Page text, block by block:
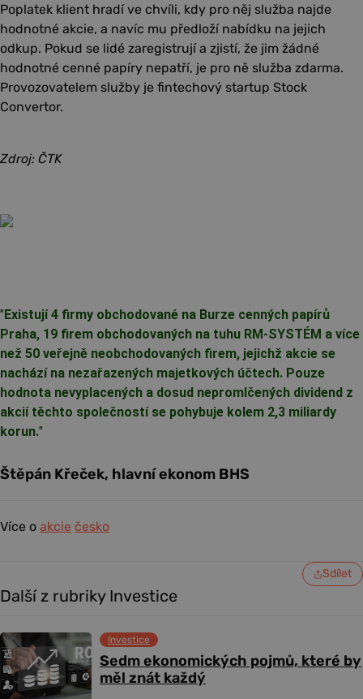
Poplatek klient hradí ve chvíli, kdy pro něj služba najde
hodnotné akcie, a navíc mu předloží nabídku na jejich
odkup. Pokud se lidé zaregistrují a zjistí, že jim žádné
hodnotné cenné papíry nepatří, je pro ně služba zdarma.
Provozovatelem služby je fintechový startup Stock
Convertor.
Zdroj: ČTK
" Existují 4 firmy obchodované na Burze cenných papírů
Praha, 19 firem obchodovaných na tuhu RM-SYSTÉM a více
než 50 veřejně neobchodovaných firem, jejichž akcie se
nachází na nezařazených majetkových účtech. Pouze
hodnota nevyplacených a dosud nepromlčených dividend z
akcií těchto společností se pohybuje kolem 2,3 miliardy
korun."
Štěpán Křeček, hlavní ekonom BHS
Více o akcie česko
Sdílet
Další z rubriky Investice
Sedm ekonomických pojmů, které by
měl znát každý
Investice